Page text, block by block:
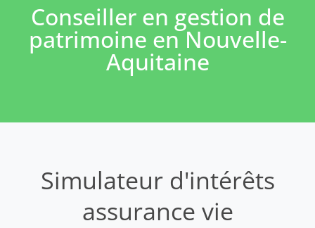
Conseiller en gestion de
patrimoine en Nouvelle-
Aquitaine
Simulateur d'intérêts
assurance vie